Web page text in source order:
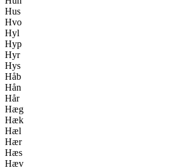
Hus
Hvo
Hyl
Hyp
Hyr
Hys
Håb
Hån
Hår
Hæg
Hæk
Hæl
Hær
Hæs
Hæv